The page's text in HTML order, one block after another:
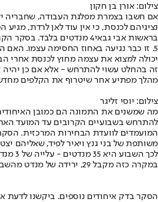
צילום: אורן בן חקון
אם חשבו בצמרת מפלגת העבודה, שחבריה
נציגיהם לכנסת, כי אין עוד לאן לרדת,
בראשות אבי גבאי4 מנדטים בלבד
. בסקר
5. זו כבר נגיעה באחוז החסימה עצמו.
יכולה למצוא את עצמה מחוץ לכנסת אחרי
זה בהחלט עשוי להתרחש - אלא אם כן יהיה
מהלך מפתיע אחר שיטרוף את הקלפים
צילום: יוסי זליגר
מה שמשנים את התמונה הם כמובן
להתרחש בשבועיים הקרובים עד המועד
המועמדים לוועדת הבחירות המרכזית.
משותפת של בני גנץ ויאיר לפיד, שאליהם
לכך
במקרה כזה מקבל 29, ירידה של מנדט מהשבוע שעבר.
הסקר בדק איחודים נוספים. ביקשנו לדעת